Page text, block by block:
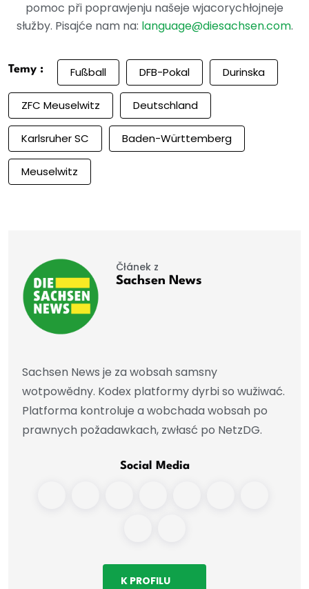
pomoc při poprawjenju našeje wjacorychłojneje
słužby. Pisajće nam na: language@diesachsen.com.
Temy : Fußball DFB-Pokal Durinska
ZFC Meuselwitz Deutschland
Karlsruher SC Baden-Württemberg
Meuselwitz
Čłánek z
Sachsen News
Sachsen News je za wobsah samsny
wotpowědny. Kodex platformy dyrbi so wužiwać.
Platforma kontroluje a wobchada wobsah po
prawnych požadawkach, zwłasć po NetzDG.
Social Media
K PROFILU